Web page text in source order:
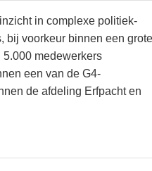
in complexe politiek-
bij voorkeur binnen een grote
5.000 medewerkers
een van de G4-
de afdeling Erfpacht en